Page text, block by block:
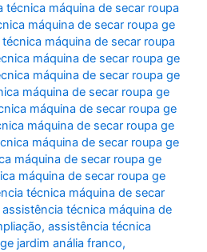
técnica máquina de secar roupa
máquina de secar roupa ge
máquina de secar roupa
máquina de secar roupa ge
máquina de secar roupa ge
máquina de secar roupa ge
máquina de secar roupa ge
máquina de secar roupa ge
máquina de secar roupa ge
máquina de secar roupa ge
máquina de secar roupa ge
técnica máquina de secar
assistência técnica máquina de
,assistência técnica
jardim anália franco,